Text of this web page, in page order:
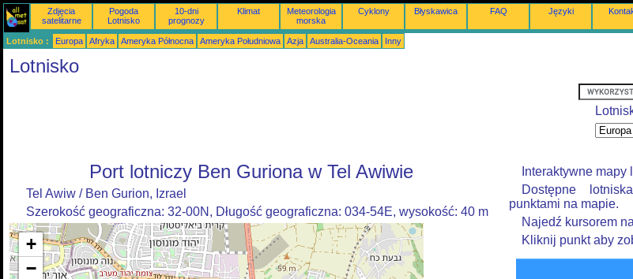
Zdjęcia
satelitarne
Pogoda
Lotnisko
10-dni
prognozy
Klimat
Meteorologia
morska
Cyklony Błyskawica FAQ Języki
Lotnisko : Europa Afryka Ameryka Północna Ameryka Południowa Azja Australia-Oceania Inny
Lotnisko
Port lotniczy Ben Guriona w Tel Awiwie
Tel Awiw / Ben Gurion, Izrael
Szerokość geograficzna: 32-00N, Długość geograficzna: 034-54E, wysokość: 40 m
+
−
Interaktywne mapy
Dostępne
punktami na mapie.
Najedź kursorem
Kliknij punkt aby